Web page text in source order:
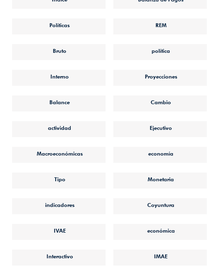
Políticas REM
Bruto política
Interno Proyecciones
Balance Cambio
actividad Ejecutivo
Macroeconómicas economía
Tipo Monetaria
indicadores Coyuntura
IVAE económica
Interactivo IMAE